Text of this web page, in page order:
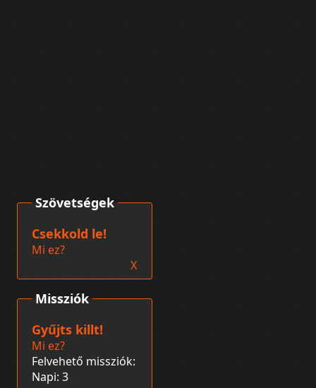
Missziók
Gyűjts killt!
Mi ez?
Felvehető missziók:
Napi: 3
Szövetségek
Csekkold le!
Mi ez?
X